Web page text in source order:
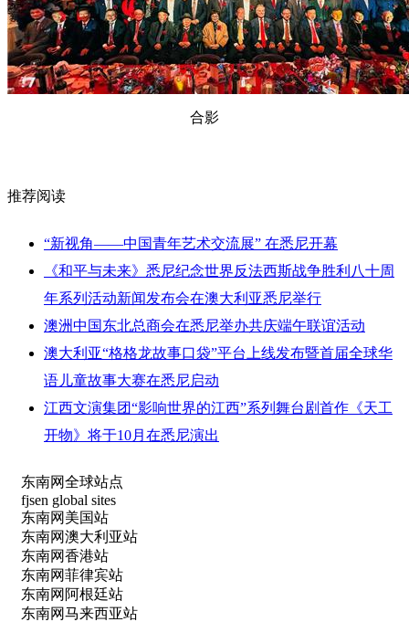
合影
推荐阅读
“新视角——中国青年艺术交流展” 在悉尼开幕
《和平与未来》悉尼纪念世界反法西斯战争胜利八十周
年系列活动新闻发布会在澳大利亚悉尼举行
澳洲中国东北总商会在悉尼举办共庆端午联谊活动
澳大利亚“格格龙故事口袋”平台上线发布暨首届全球华
语儿童故事大赛在悉尼启动
江西文演集团“影响世界的江西”系列舞台剧首作《天工
开物》将于10月在悉尼演出
东南网全球站点
fjsen global sites
东南网美国站
东南网澳大利亚站
东南网香港站
东南网菲律宾站
东南网阿根廷站
东南网马来西亚站